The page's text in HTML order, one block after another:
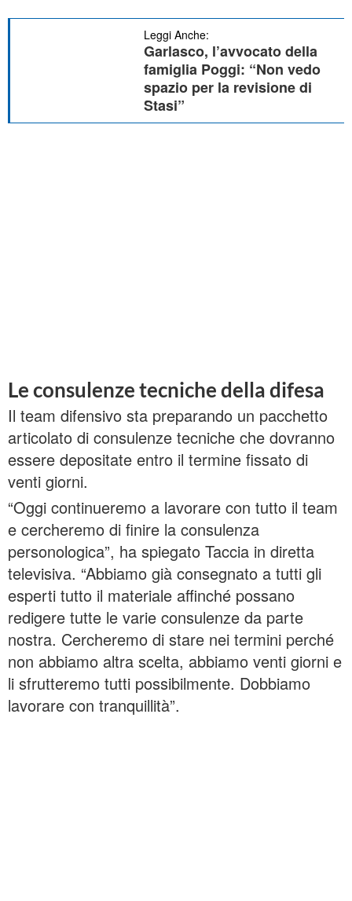
Leggi Anche:
Garlasco, l’avvocato della
famiglia Poggi: “Non vedo
spazio per la revisione di
Stasi”
Le consulenze tecniche della difesa
Il team difensivo sta preparando un pacchetto
articolato di consulenze tecniche che dovranno
essere depositate entro il termine fissato di
venti giorni.
“Oggi continueremo a lavorare con tutto il team
e cercheremo di finire la consulenza
personologica”, ha spiegato Taccia in diretta
televisiva. “Abbiamo già consegnato a tutti gli
esperti tutto il materiale affinché possano
redigere tutte le varie consulenze da parte
nostra. Cercheremo di stare nei termini perché
non abbiamo altra scelta, abbiamo venti giorni e
li sfrutteremo tutti possibilmente. Dobbiamo
lavorare con tranquillità”.